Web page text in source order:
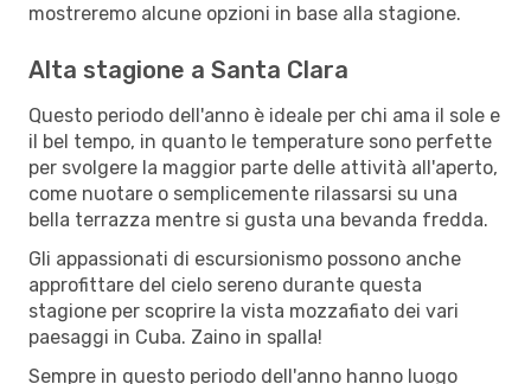
mostreremo alcune opzioni in base alla stagione.
Alta stagione a Santa Clara
Questo periodo dell'anno è ideale per chi ama il sole e
il bel tempo, in quanto le temperature sono perfette
per svolgere la maggior parte delle attività all'aperto,
come nuotare o semplicemente rilassarsi su una
bella terrazza mentre si gusta una bevanda fredda.
Gli appassionati di escursionismo possono anche
approfittare del cielo sereno durante questa
stagione per scoprire la vista mozzafiato dei vari
paesaggi in Cuba. Zaino in spalla!
Sempre in questo periodo dell'anno hanno luogo